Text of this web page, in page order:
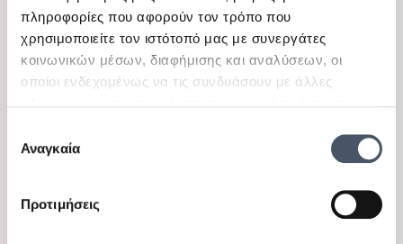
πληροφορίες που αφορούν τον τρόπο που
χρησιμοποιείτε τον ιστότοπό μας με συνεργάτες
κοινωνικών μέσων, διαφήμισης και αναλύσεων, οι
οποίοι ενδεχομένως να τις συνδυάσουν με άλλες
των υπηρεσιών τους.
συγκατάθεσης
Αναγκαία
Προτιμήσεις
Παιδικό παντελόνι
καμπάνα τζιν για κορίτσια
Losan μπλε σκούρο
Διαθέσιμα μεγέθη
8 Ε
Παιδικό σορτς ριπ για
κορίτσια Losan μαύρο
Διαθέσιμα μεγέθη
10 Ε, 12 Ε
-50%